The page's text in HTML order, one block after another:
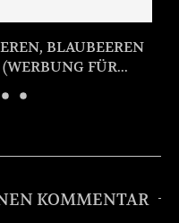
BLAUBEEREN
FÜR...
KOMMENTAR